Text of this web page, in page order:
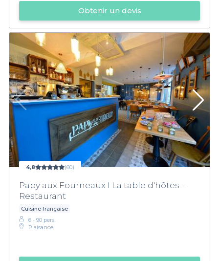
Obtenir un devis
4,8 (60)
Papy aux Fourneaux I La table d'hôtes -
Restaurant
Cuisine française
6 - 90 pers.
Plaisance